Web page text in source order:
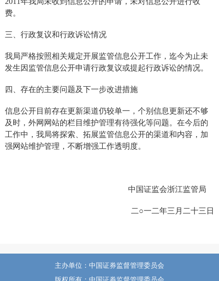
费。
三、行政复议和行政诉讼情况
我局严格按照相关规定开展监管信息公开工作，迄今为止未
发生因监管信息公开申请行政复议或提起行政诉讼的情况。
四、存在的主要问题及下一步改进措施
信息公开目前存在更新渠道仍较单一，个别信息更新还不够
及时，外网网站的栏目维护管理有待强化等问题。在今后的
工作中，我局将探索、拓展监管信息公开的渠道和内容，加
强网站维护管理，不断增强工作透明度。
中国证监会浙江监管局
二○一二年三月二十三日
主办单位：中国证券监督管理委员会